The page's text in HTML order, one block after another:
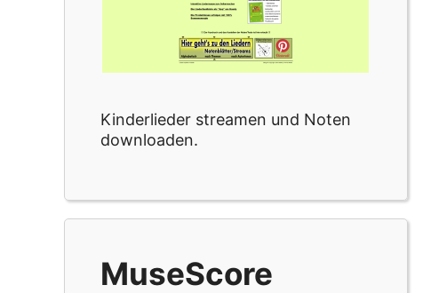
Kinderlieder streamen und Noten
downloaden.
MuseScore